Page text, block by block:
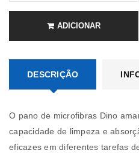
ADICIONAR
DESCRIÇÃO
O pano de microfibras Dino
capacidade de limpeza e
eficazes em diferentes tarefas